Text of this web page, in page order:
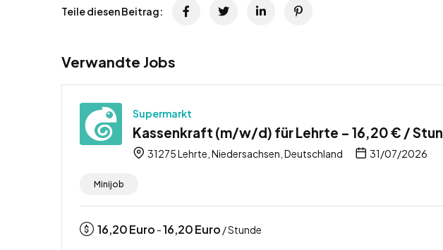
Teile diesen Beitrag:
Verwandte Jobs
Supermarkt
Kassenkraft (m/w/d) für Lehrte – 16,20 € /
31275 Lehrte, Niedersachsen, Deutschland 31/07/2026
Minijob
16,20Euro -16,20Euro / Stunde